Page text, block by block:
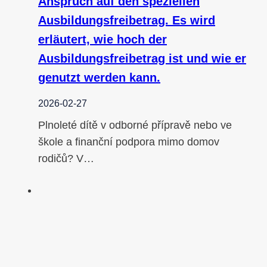
Ausbildungsfreibetrag. Es wird
erläutert, wie hoch der
Ausbildungsfreibetrag ist und wie er
genutzt werden kann.
2026-02-27
Plnoleté dítě v odborné přípravě nebo ve
škole a finanční podpora mimo domov
rodičů? V…